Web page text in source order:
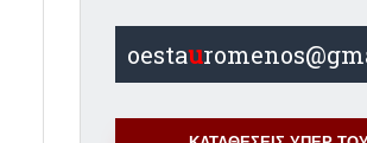
oestau